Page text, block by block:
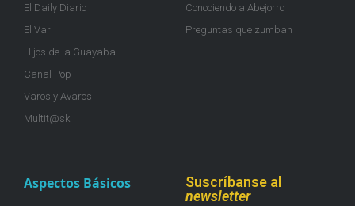
El Daily Diario
El Var
Hijos de la Guayaba
Canal Pop
Varos y Avaros
Multit@sk
Conociendo a Abejorro
Preguntas que zumban
Aspectos Básicos
Suscríbanse al
newsletter